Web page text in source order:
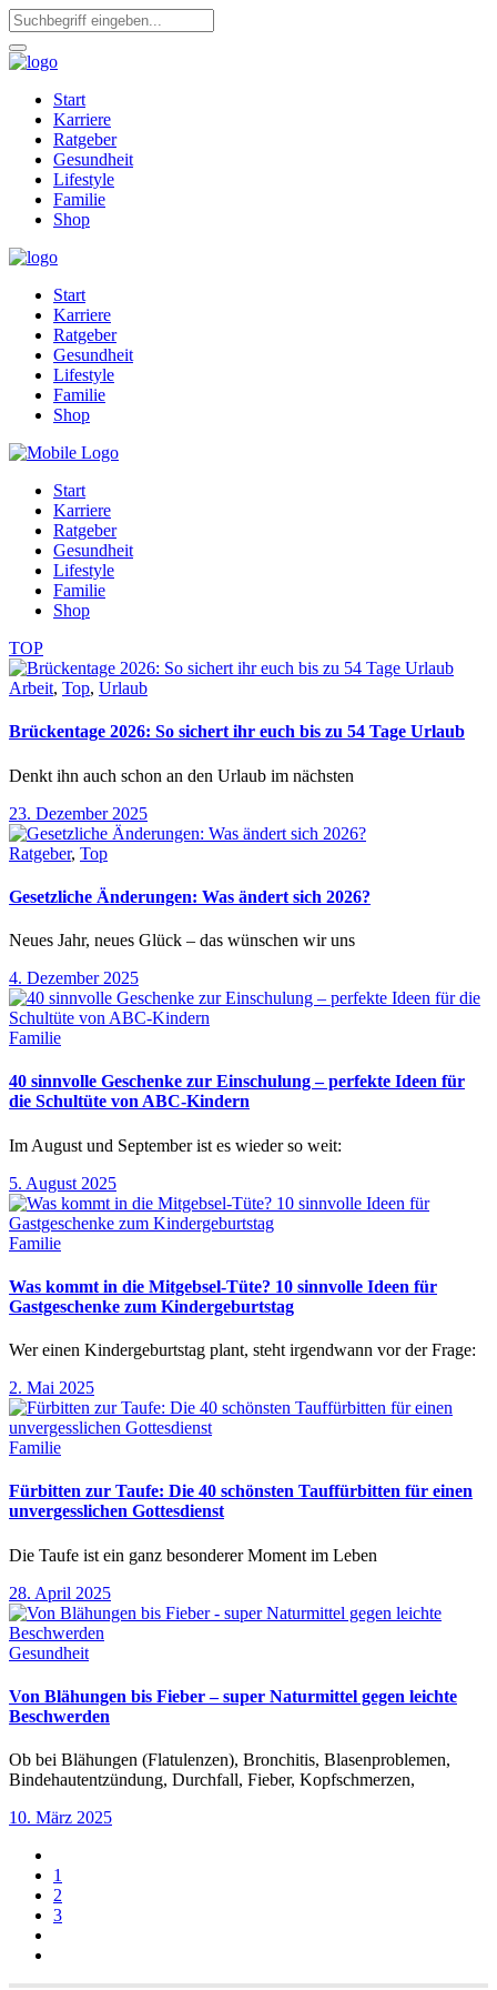
Start
Karriere
Ratgeber
Gesundheit
Lifestyle
Familie
Shop
Start
Karriere
Ratgeber
Gesundheit
Lifestyle
Familie
Shop
Start
Karriere
Ratgeber
Gesundheit
Lifestyle
Familie
Shop
TOP
Arbeit, Top, Urlaub
Brückentage 2026: So sichert ihr euch bis zu 54 Tage Urlaub
Denkt ihn auch schon an den Urlaub im nächsten
23. Dezember 2025
Ratgeber, Top
Gesetzliche Änderungen: Was ändert sich 2026?
Neues Jahr, neues Glück – das wünschen wir uns
4. Dezember 2025
Familie
40 sinnvolle Geschenke zur Einschulung – perfekte Ideen für
die Schultüte von ABC-Kindern
Im August und September ist es wieder so weit:
5. August 2025
Familie
Was kommt in die Mitgebsel-Tüte? 10 sinnvolle Ideen für
Gastgeschenke zum Kindergeburtstag
Wer einen Kindergeburtstag plant, steht irgendwann vor der Frage:
2. Mai 2025
Familie
Fürbitten zur Taufe: Die 40 schönsten Tauffürbitten für einen
unvergesslichen Gottesdienst
Die Taufe ist ein ganz besonderer Moment im Leben
28. April 2025
Gesundheit
Von Blähungen bis Fieber – super Naturmittel gegen leichte
Beschwerden
Ob bei Blähungen (Flatulenzen), Bronchitis, Blasenproblemen,
Bindehautentzündung, Durchfall, Fieber, Kopfschmerzen,
10. März 2025
1
2
3